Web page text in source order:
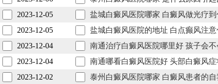
2023-12-05
盐城白癜风医院哪家 白癜风做光疗到
2023-12-05
盐城白癜风医院的地址 白点癫风注
2023-12-04
南通治疗白癜风医院哪里好 孩子会
2023-12-04
南通哪看白癜风医院好 头部白癜风
2023-12-02
泰州白癜风医院哪家 白癜风患者的